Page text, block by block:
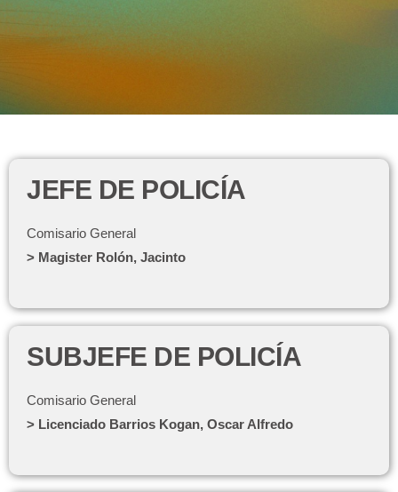
JEFE DE POLICÍA
Comisario General
> Magister Rolón, Jacinto
SUBJEFE DE POLICÍA
Comisario General
> Licenciado Barrios Kogan, Oscar Alfredo